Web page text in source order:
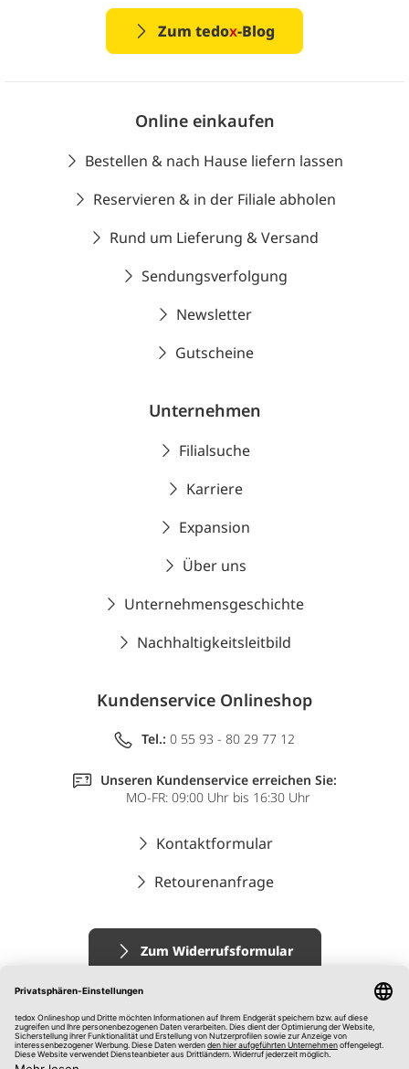
Zum tedox-Blog
Online einkaufen
Bestellen & nach Hause liefern lassen
Reservieren & in der Filiale abholen
Rund um Lieferung & Versand
Sendungsverfolgung
Newsletter
Gutscheine
Unternehmen
Filialsuche
Karriere
Expansion
Über uns
Unternehmensgeschichte
Nachhaltigkeitsleitbild
Kundenservice Onlineshop
Tel.: 0 55 93 - 80 29 77 12
Unseren Kundenservice erreichen Sie:
MO-FR: 09:00 Uhr bis 16:30 Uhr
Kontaktformular
Retourenanfrage
Zum Widerrufsformular
Impressum
AGB